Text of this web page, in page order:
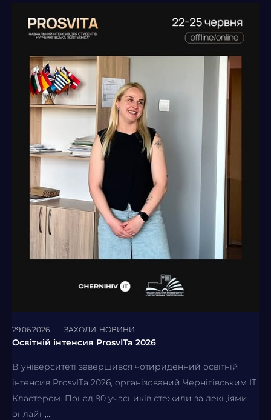
29.06.2026 ЗАХОДИ НОВИНИ
Освітній інтенсив ProsvITa 2026
В університеті завершився чотириденний освітній
інтенсив ProsvITa 2026, організований Чернігівським ІТ
Кластером. Понад 90 учасників стежили за лекціями
онлайн,...